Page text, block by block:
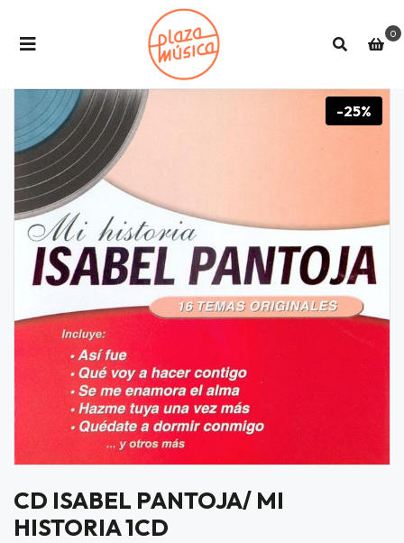
0
-25%
CD ISABEL PANTOJA/ MI
HISTORIA 1CD